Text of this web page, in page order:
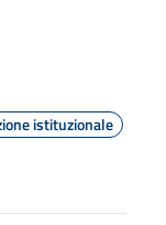
istituzionale